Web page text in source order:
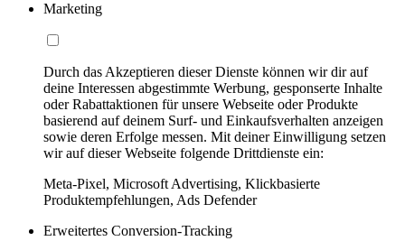
Marketing
Durch das Akzeptieren dieser Dienste können wir dir auf
deine Interessen abgestimmte Werbung, gesponserte Inhalte
oder Rabattaktionen für unsere Webseite oder Produkte
basierend auf deinem Surf- und Einkaufsverhalten anzeigen
sowie deren Erfolge messen. Mit deiner Einwilligung setzen
wir auf dieser Webseite folgende Drittdienste ein:
Meta-Pixel, Microsoft Advertising, Klickbasierte
Produktempfehlungen, Ads Defender
Erweitertes Conversion-Tracking